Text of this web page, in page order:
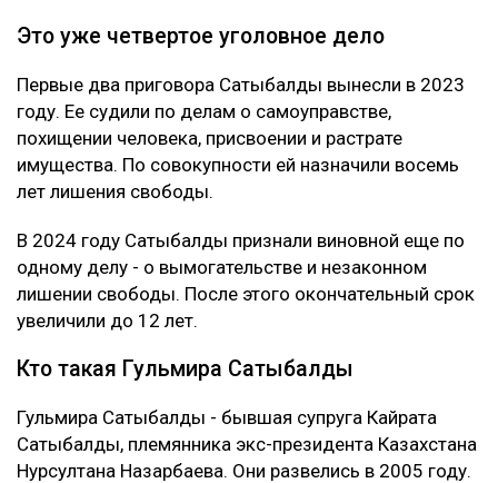
Это уже четвертое уголовное дело
Первые два приговора Сатыбалды вынесли в 2023
году. Ее судили по делам о самоуправстве,
похищении человека, присвоении и растрате
имущества. По совокупности ей назначили восемь
лет лишения свободы.
В 2024 году Сатыбалды признали виновной еще по
одному делу - о вымогательстве и незаконном
лишении свободы. После этого окончательный срок
увеличили до 12 лет.
Кто такая Гульмира Сатыбалды
Гульмира Сатыбалды - бывшая супруга Кайрата
Сатыбалды, племянника экс-президента Казахстана
Нурсултана Назарбаева. Они развелись в 2005 году.